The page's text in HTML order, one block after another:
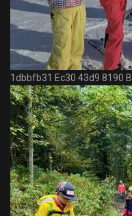
1dbbfb31 Ec30 43d9 8190